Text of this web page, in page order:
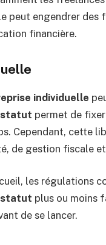
peut engendrer
financière.
individuelle
statut permet de
Cependant, cette
de gestion fiscale
les régulations
statut plus ou moins
de se lancer.